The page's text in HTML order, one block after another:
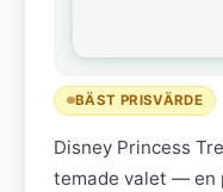
BÄST PRISVÄRDE
Disney Princess
temade valet — en